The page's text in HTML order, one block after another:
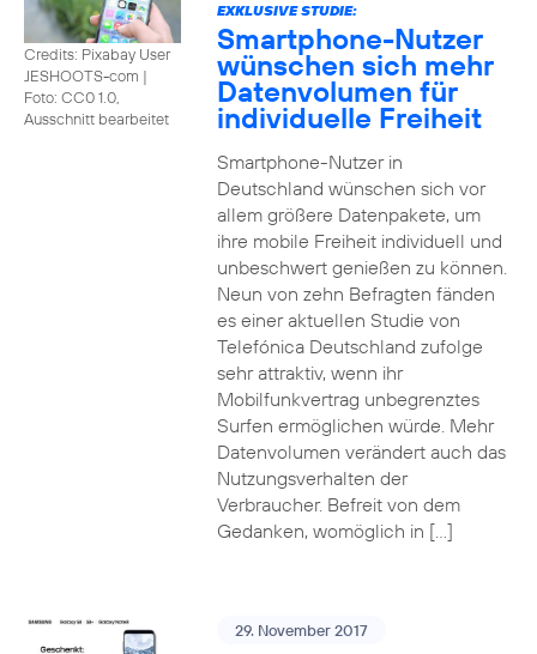
Credits: Pixabay User
JESHOOTS-com |
Foto: CC0 1.0,
Ausschnitt bearbeitet
EXKLUSIVE STUDIE:
Smartphone-Nutzer
wünschen sich mehr
Datenvolumen für
individuelle Freiheit
Smartphone-Nutzer in
Deutschland wünschen sich vor
allem größere Datenpakete, um
ihre mobile Freiheit individuell und
unbeschwert genießen zu können.
Neun von zehn Befragten fänden
es einer aktuellen Studie von
Telefónica Deutschland zufolge
sehr attraktiv, wenn ihr
Mobilfunkvertrag unbegrenztes
Surfen ermöglichen würde. Mehr
Datenvolumen verändert auch das
Nutzungsverhalten der
Verbraucher. Befreit von dem
Gedanken, womöglich in […]
29. November 2017